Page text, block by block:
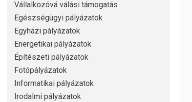
Vállalkozóvá válási támogatás
Egészségügyi pályázatok
Egyházi pályázatok
Energetikai pályázatok
Építészeti pályázatok
Fotópályázatok
Informatikai pályázatok
Irodalmi pályázatok